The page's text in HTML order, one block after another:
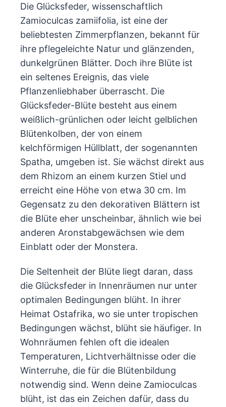
Die Glücksfeder, wissenschaftlich
Zamioculcas zamiifolia, ist eine der
beliebtesten Zimmerpflanzen, bekannt für
ihre pflegeleichte Natur und glänzenden,
dunkelgrünen Blätter. Doch ihre Blüte ist
ein seltenes Ereignis, das viele
Pflanzenliebhaber überrascht. Die
Glücksfeder-Blüte besteht aus einem
weißlich-grünlichen oder leicht gelblichen
Blütenkolben, der von einem
kelchförmigen Hüllblatt, der sogenannten
Spatha, umgeben ist. Sie wächst direkt aus
dem Rhizom an einem kurzen Stiel und
erreicht eine Höhe von etwa 30 cm. Im
Gegensatz zu den dekorativen Blättern ist
die Blüte eher unscheinbar, ähnlich wie bei
anderen Aronstabgewächsen wie dem
Einblatt oder der Monstera.
Die Seltenheit der Blüte liegt daran, dass
die Glücksfeder in Innenräumen nur unter
optimalen Bedingungen blüht. In ihrer
Heimat Ostafrika, wo sie unter tropischen
Bedingungen wächst, blüht sie häufiger. In
Wohnräumen fehlen oft die idealen
Temperaturen, Lichtverhältnisse oder die
Winterruhe, die für die Blütenbildung
notwendig sind. Wenn deine Zamioculcas
blüht, ist das ein Zeichen dafür, dass du